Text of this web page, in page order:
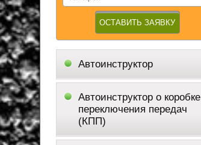
Автоинструктор
Автоинструктор о коробке
переключения передач
(КПП)